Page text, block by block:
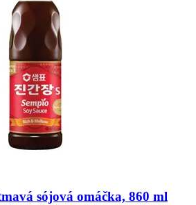
sójová omáčka, 860 ml